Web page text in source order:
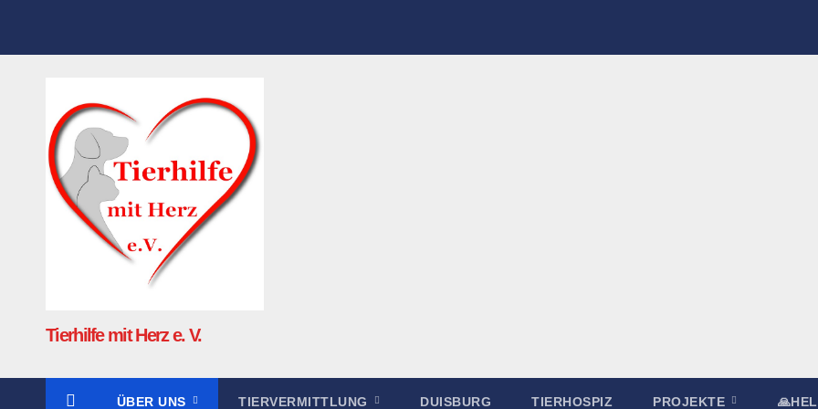
Tierhilfe mit Herz e. V.
ÜBER UNS TIERVERMITTLUNG DUISBURG TIERHOSPIZ PROJEKTE